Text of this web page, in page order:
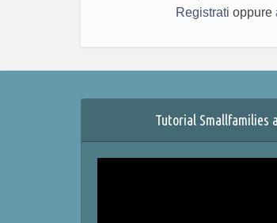
Registrati oppure
Tutorial Smallfamilies